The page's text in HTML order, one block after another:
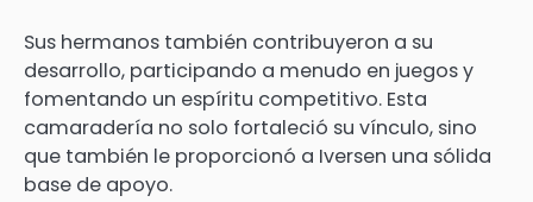
Sus hermanos también contribuyeron a su
desarrollo, participando a menudo en juegos y
fomentando un espíritu competitivo. Esta
camaradería no solo fortaleció su vínculo, sino
que también le proporcionó a Iversen una sólida
base de apoyo.